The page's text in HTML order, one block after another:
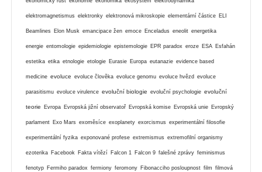
elektromagnetismus elektronky elektronová mikroskopie elementární částice ELI
Beamlines Elon Musk emancipace žen emoce Enceladus eneolit energetika
energie entomologie epidemiologie epistemologie EPR paradox eroze ESA Esfahán
estetika etika etnologie etologie Eurasie Europa eutanazie evidence based
medicine evoluce evoluce člověka evoluce genomu evoluce hvězd evoluce
parasitismu evoluce virulence evoluční biologie evoluční psychologie evoluční
teorie Evropa Evropská jižní observatoř Evropská komise Evropská unie Evropský
parlament Exo Mars exoměsíce exoplanety exorcismus experimentální filosofie
experimentální fyzika exponované profese extremismus extremofilní organismy
ezoterika Facebook Fakta vítězí Falcon 1 Falcon 9 falešné zprávy feminismus
fenotyp Fermiho paradox fermiony feromony Fibonacciho posloupnost film filmová